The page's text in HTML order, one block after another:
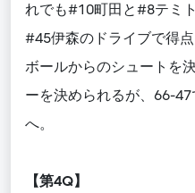
れでも#10町田と#8テミ
#45伊森のドライブで得
ボールからのシュートを
ーを決められるが、66-
へ。
【第4Q】